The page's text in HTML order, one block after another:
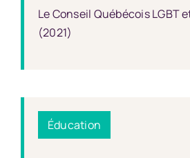
Le Conseil Québécois LGBT
(2021)
Éducation